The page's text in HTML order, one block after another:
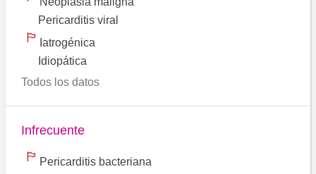
Pericarditis viral
Iatrogénica
Idiopática
Todos los datos
Infrecuente
Pericarditis bacteriana